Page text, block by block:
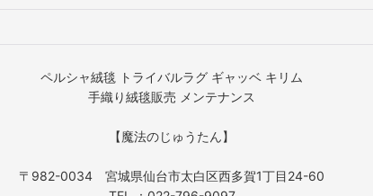
ペルシャ絨毯 トライバルラグ ギャッベ キリム
手織り絨毯販売 メンテナンス
【魔法のじゅうたん】
〒982-0034 宮城県仙台市太白区西多賀1丁目24-60